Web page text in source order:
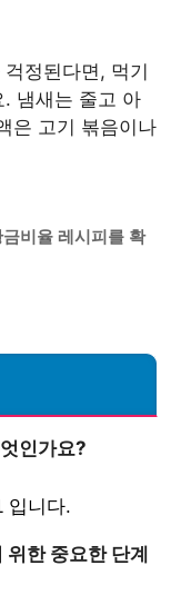
정된다면, 먹기
냄새는 줄고 아
은 고기 볶음이나
비율 레시피를 확
인가요?
입니다.
한 중요한 단계